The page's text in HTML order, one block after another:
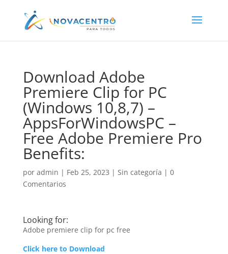
Download Adobe
Premiere Clip for PC
(Windows 10,8,7) –
AppsForWindowsPC –
Free Adobe Premiere Pro
Benefits:
por admin | Feb 25, 2023 | Sin categoría | 0
Comentarios
Looking for:
Adobe premiere clip for pc free
Click here to Download